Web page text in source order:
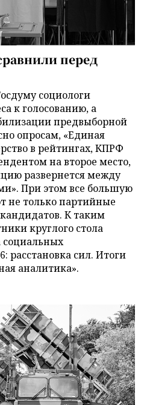
перед
социологи
к голосованию, а
предвыборной
опросам, «Единая
в рейтингах, КПРФ
на второе место,
развернется между
При этом все большую
не только партийные
К таким
круглого стола
социальных
расстановка сил. Итоги
аналитика».